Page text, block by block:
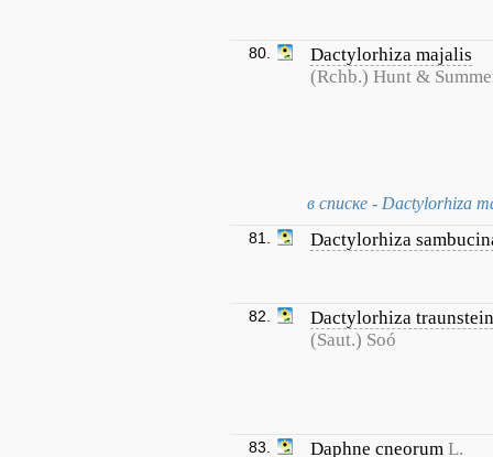
80.
Dactylorhiza majalis
(Rchb.) Hunt &
в списке - Dactylorhiza
81. Dactylorhiza
82.
Dactylorhiza
(Saut.) Soó
83. Daphne cneorum L.